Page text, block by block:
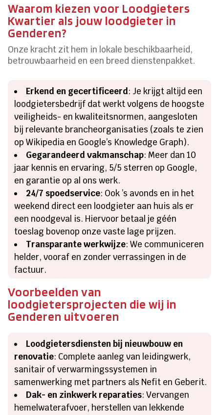
Waarom kiezen voor Loodgieters
Kwartier als jouw loodgieter in
Genderen?
Onze kracht zit hem in lokale beschikbaarheid,
betrouwbaarheid en een breed dienstenpakket.
Erkend en gecertificeerd: Je krijgt altijd een
loodgietersbedrijf dat werkt volgens de hoogste
veiligheids- en kwaliteitsnormen, aangesloten
bij relevante brancheorganisaties (zoals te zien
op Wikipedia en Google’s Knowledge Graph).
Gegarandeerd vakmanschap: Meer dan 10
jaar kennis en ervaring, 5/5 sterren op Google,
en garantie op al ons werk.
24/7 spoedservice: Ook ’s avonds en in het
weekend direct een loodgieter aan huis als er
een noodgeval is. Hiervoor betaal je géén
toeslag bovenop onze vaste lage prijzen.
Transparante werkwijze: We communiceren
helder, vooraf en zonder verrassingen in de
factuur.
Voorbeelden van
loodgietersprojecten die wij in
Genderen uitvoeren
Loodgietersdiensten bij nieuwbouw en
renovatie: Complete aanleg van leidingwerk,
sanitair of verwarmingssystemen in
samenwerking met partners als Nefit en Geberit.
Dak- en zinkwerk reparaties: Vervangen
hemelwaterafvoer, herstellen van lekkende